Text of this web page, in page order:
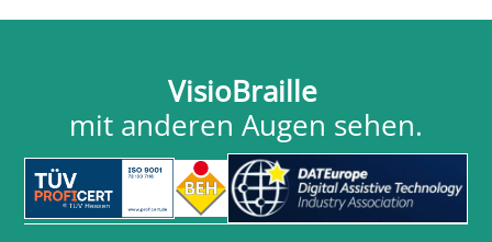
VisioBraille
mit anderen Augen sehen.